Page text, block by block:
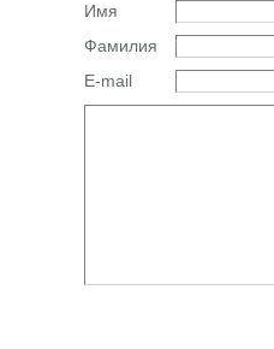
Имя
Фамилия
E-mail